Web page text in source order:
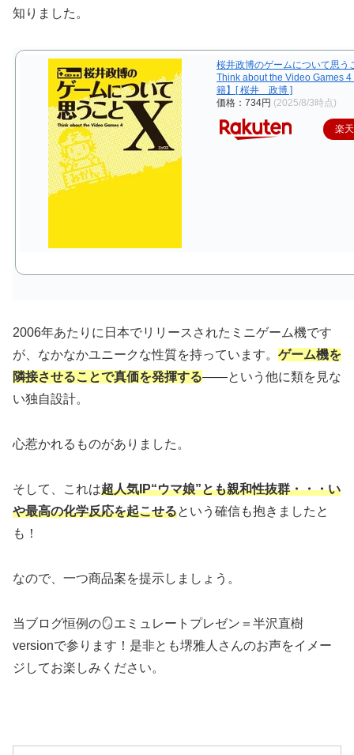
知りました。
桜井政博のゲームについて思う
Think about the Video Games 4
籍】[ 桜井 政博 ]
価格：734円 (2025/8/3時点)
楽
2006年あたりに日本でリリースされたミニゲーム機です
が、なかなかユニークな性質を持っています。 ゲーム機を
隣接させることで真価を発揮する——という他に類を見な
い独自設計。
心惹かれるものがありました。
そして、これは超人気IP“ウマ娘”とも親和性抜群・・・い
や最高の化学反応を起こせるという確信も抱きましたと
も！
なので、一つ商品案を提示しましょう。
当ブログ恒例の🪞エミュレートプレゼン＝半沢直樹
versionで参ります！是非とも堺雅人さんのお声をイメー
ジしてお楽しみください。